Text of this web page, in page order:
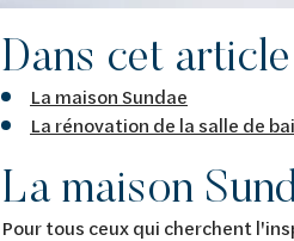
Dans cet article
La maison Sundae
La rénovation de la salle de
La maison
Pour tous ceux qui cherchent